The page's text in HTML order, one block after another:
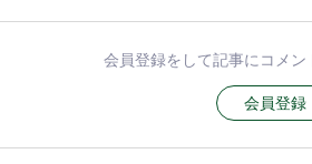
会員登録をして記事にコメン
会員登録